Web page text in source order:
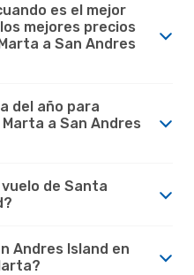
es el mejor
mejores precios
a San Andres
del año para
a San Andres
de Santa
Andres Island en